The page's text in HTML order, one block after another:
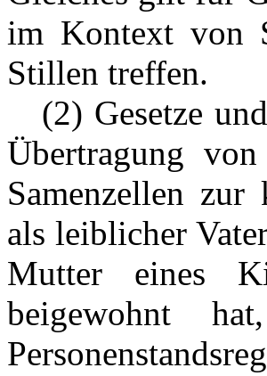
im Kontext von
Stillen treffen.
(2) Gesetze
Übertragung
Samenzellen
als leiblicher
Mutter eines
beigewohnt